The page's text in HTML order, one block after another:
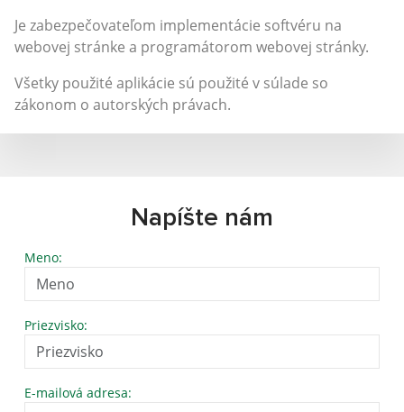
Je zabezpečovateľom implementácie softvéru na
webovej stránke a programátorom webovej stránky.
Všetky použité aplikácie sú použité v súlade so
zákonom o autorských právach.
Napíšte nám
Meno:
Priezvisko:
E-mailová adresa: